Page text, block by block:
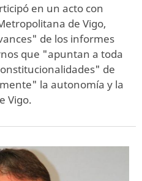
en un acto con
de Vigo,
de los informes
que "apuntan a toda
de
la autonomía y la
Vigo.